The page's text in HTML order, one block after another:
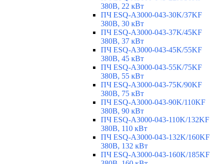
380В, 22 кВт
ПЧ ESQ-A3000-043-30K/37KF
380В, 30 кВт
ПЧ ESQ-A3000-043-37K/45KF
380В, 37 кВт
ПЧ ESQ-A3000-043-45K/55KF
380В, 45 кВт
ПЧ ESQ-A3000-043-55K/75KF
380В, 55 кВт
ПЧ ESQ-A3000-043-75K/90KF
380В, 75 кВт
ПЧ ESQ-A3000-043-90K/110KF
380В, 90 кВт
ПЧ ESQ-A3000-043-110K/132KF
380В, 110 кВт
ПЧ ESQ-A3000-043-132K/160KF
380В, 132 кВт
ПЧ ESQ-A3000-043-160K/185KF